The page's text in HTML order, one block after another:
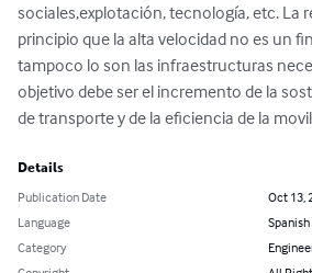
sociales,explotación, tecnología, etc. La
principio que la alta velocidad no es un
tampoco lo son las infraestructuras
objetivo debe ser el incremento de la
de transporte y de la eficiencia de la
Details
Publication Date
Oct 13,
Language
Spanish
Category